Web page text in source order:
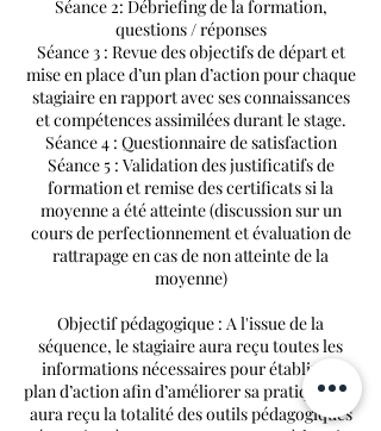
Séance 2: Débriefing de la formation,
questions / réponses
Séance 3 : Revue des objectifs de départ et
mise en place d’un plan d’action pour chaque
stagiaire en rapport avec ses connaissances
et compétences assimilées durant le stage.
Séance 4 : Questionnaire de satisfaction
Séance 5 : Validation des justificatifs de
formation et remise des certificats si la
moyenne a été atteinte (discussion sur un
cours de perfectionnement et évaluation de
rattrapage en cas de non atteinte de la
moyenne)
Objectif pédagogique : A l'issue de la
séquence, le stagiaire aura reçu toutes les
informations nécessaires pour établir un
plan d’action afin d’améliorer sa pratique – et
aura reçu la totalité des outils pédagogiques